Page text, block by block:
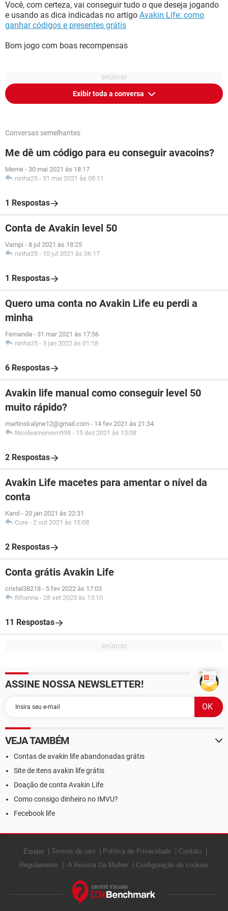
Você, com certeza, vai conseguir tudo o que deseja jogando
e usando as dica indicadas no artigo Avakin Life: como
ganhar códigos e presentes grátis
Bom jogo com boas recompensas
Exibir toda a conversa
Conversas semelhantes
Me dê um código para eu conseguir avacoins?
Meme - 30 mai 2021 às 18:17
ninha25 - 31 mai 2021 às 08:11
1 Respostas
Conta de Avakin level 50
Vampi - 8 jul 2021 às 18:25
ninha25 - 10 jul 2021 às 06:17
1 Respostas
Quero uma conta no Avakin Life eu perdi a
minha
Fernanda - 31 mar 2021 às 17:56
ninha25 - 3 jan 2022 às 01:18
6 Respostas
Avakin life manual como conseguir level 50
muito rápido?
martinskalyne12@gmail.com - 14 fev 2021 às 21:34
Nicoleamorvem998 - 15 dez 2021 às 13:08
2 Respostas
Avakin Life macetes para amentar o nível da
conta
Karol - 20 jan 2021 às 22:31
Cure - 2 out 2021 às 15:08
2 Respostas
Conta grátis Avakin Life
cristal38218 - 5 fev 2022 às 17:03
Rihanna - 28 set 2023 às 13:10
11 Respostas
ASSINE NOSSA NEWSLETTER!
VEJA TAMBÉM
Contas de avakin life abandonadas grátis
Site de itens avakin life grátis
Doação de conta Avakin Life
Como consigo dinheiro no IMVU?
Fecebook life
Equipe Termos de uso Política de Privacidade
Contato
Regulamento
A Revista Da Mulher Configuração de cookies